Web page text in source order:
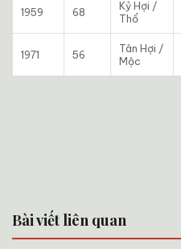
1959 68
Kỷ Hợi /
Thổ
1971 56
Tân Hợi /
Mộc
Bài viết liên quan